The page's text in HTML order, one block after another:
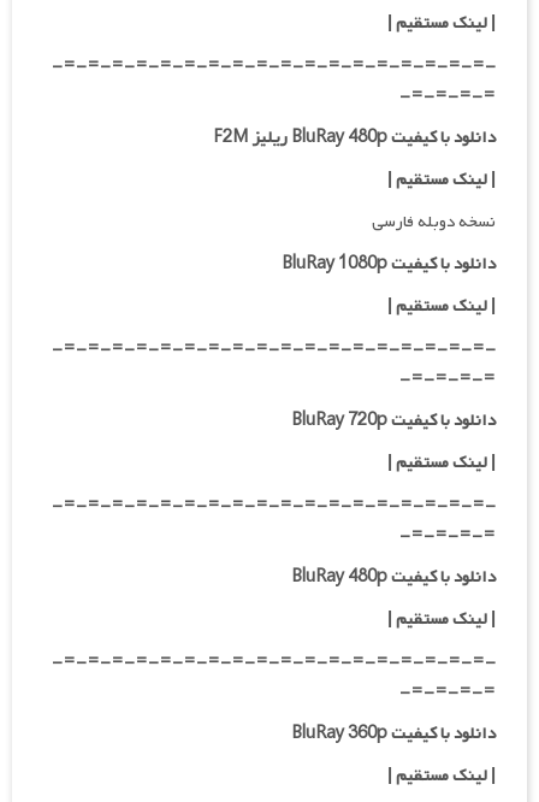
| لینک مستقیم|
-=-=-=-=-=-=-=-=-=-=-=-=-=-=-=-=-=-=-
=-=-=-=-
دانلود با کیفیت BluRay 480p ریلیز F2M
| لینک مستقیم|
نسخه دوبله فارسی
دانلود با کیفیت BluRay 1080p
|لینک مستقیم |
-=-=-=-=-=-=-=-=-=-=-=-=-=-=-=-=-=-=-
=-=-=-=-
دانلود با کیفیت BluRay 720p
| لینک مستقیم |
-=-=-=-=-=-=-=-=-=-=-=-=-=-=-=-=-=-=-
=-=-=-=-
دانلود با کیفیت BluRay 480p
| لینک مستقیم |
-=-=-=-=-=-=-=-=-=-=-=-=-=-=-=-=-=-=-
=-=-=-=-
دانلود با کیفیت BluRay 360p
| لینک مستقیم |